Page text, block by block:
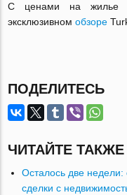
С ценами на жилье
эксклюзивномобзоре
ПОДЕЛИТЕСЬ
ЧИТАЙТЕ ТАКЖЕ
Осталось две
сделки с